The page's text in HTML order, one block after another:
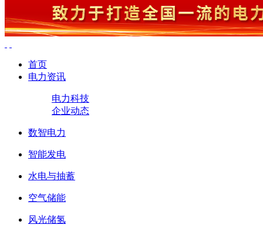
首页
电力资讯
电力科技
企业动态
数智电力
智能发电
水电与抽蓄
空气储能
风光储氢